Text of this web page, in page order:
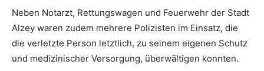
Neben Notarzt, Rettungswagen und Feuerwehr der Stadt
Alzey waren zudem mehrere Polizisten im Einsatz, die
die verletzte Person letztlich, zu seinem eigenen Schutz
und medizinischer Versorgung, überwältigen konnten.